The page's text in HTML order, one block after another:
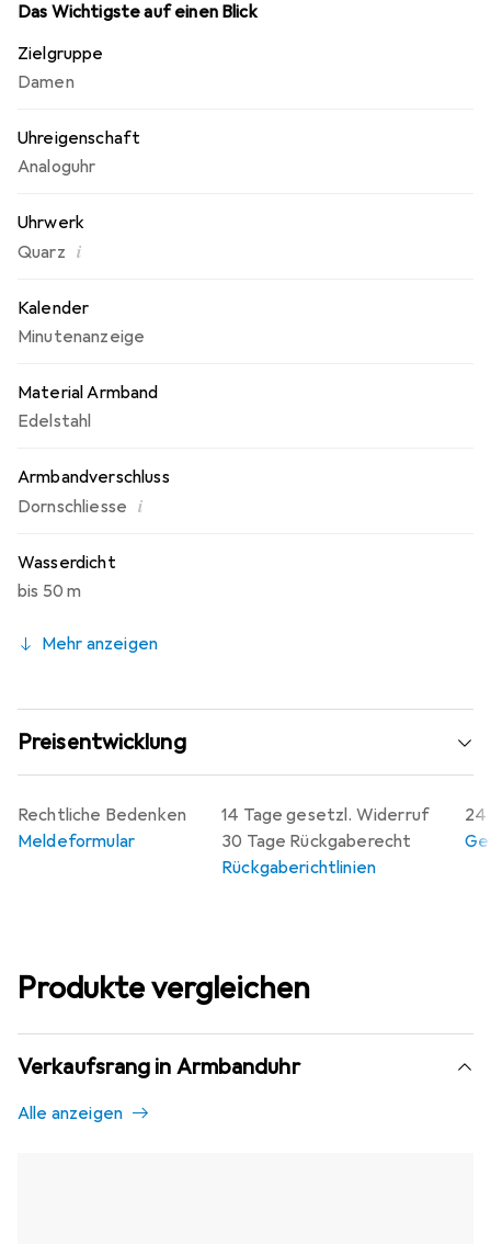
Das Wichtigste auf einen Blick
Zielgruppe
Damen
Uhreigenschaft
Analoguhr
Uhrwerk
Quarz i
Kalender
Minutenanzeige
Material Armband
Edelstahl
Armbandverschluss
Dornschliesse i
Wasserdicht
bis 50 m
Mehr anzeigen
Preisentwicklung
14 Tage gesetzl. Widerruf
30 Tage Rückgaberecht
Rückgaberichtlinien
24
Rechtliche Bedenken
Meldeformular
Produkte vergleichen
Verkaufsrang in Armbanduhr
Alle anzeigen